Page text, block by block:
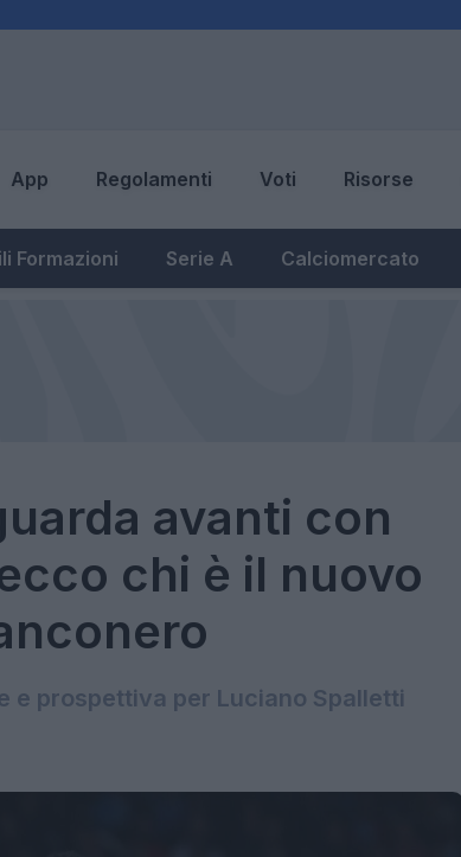
App Regolamenti Voti Risorse
Formazioni Serie A Calciomercato
avanti con
chi è il nuovo
e prospettiva per Luciano Spalletti